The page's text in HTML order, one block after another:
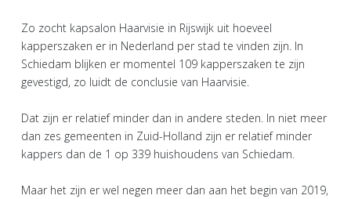
Zo zocht kapsalon Haarvisie in Rijswijk uit hoeveel
kapperszaken er in Nederland per stad te vinden zijn. In
Schiedam blijken er momentel 109 kapperszaken te zijn
gevestigd, zo luidt de conclusie van Haarvisie.
Dat zijn er relatief minder dan in andere steden. In niet meer
dan zes gemeenten in Zuid-Holland zijn er relatief minder
kappers dan de 1 op 339 huishoudens van Schiedam.
Maar het zijn er wel negen meer dan aan het begin van 2019,